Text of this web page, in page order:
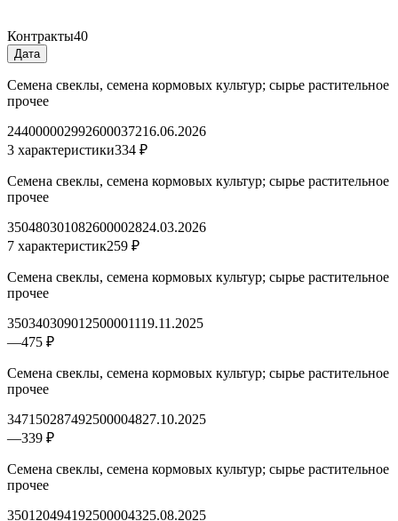
Контракты40
Дата
Семена свеклы, семена кормовых культур; сырье растительное
прочее
244000002992600037216.06.2026
3 характеристики334 ₽
Семена свеклы, семена кормовых культур; сырье растительное
прочее
350480301082600002824.03.2026
7 характеристик259 ₽
Семена свеклы, семена кормовых культур; сырье растительное
прочее
350340309012500001119.11.2025
—475 ₽
Семена свеклы, семена кормовых культур; сырье растительное
прочее
347150287492500004827.10.2025
—339 ₽
Семена свеклы, семена кормовых культур; сырье растительное
прочее
350120494192500004325.08.2025